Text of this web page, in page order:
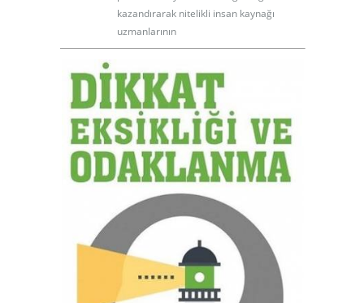
kazandırarak nitelikli insan kaynağı
uzmanlarının